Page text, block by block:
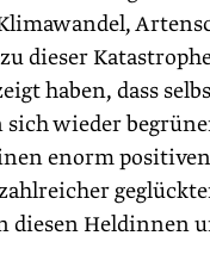
dieser
haben, dass
wieder
enorm
diesen Heldinnen